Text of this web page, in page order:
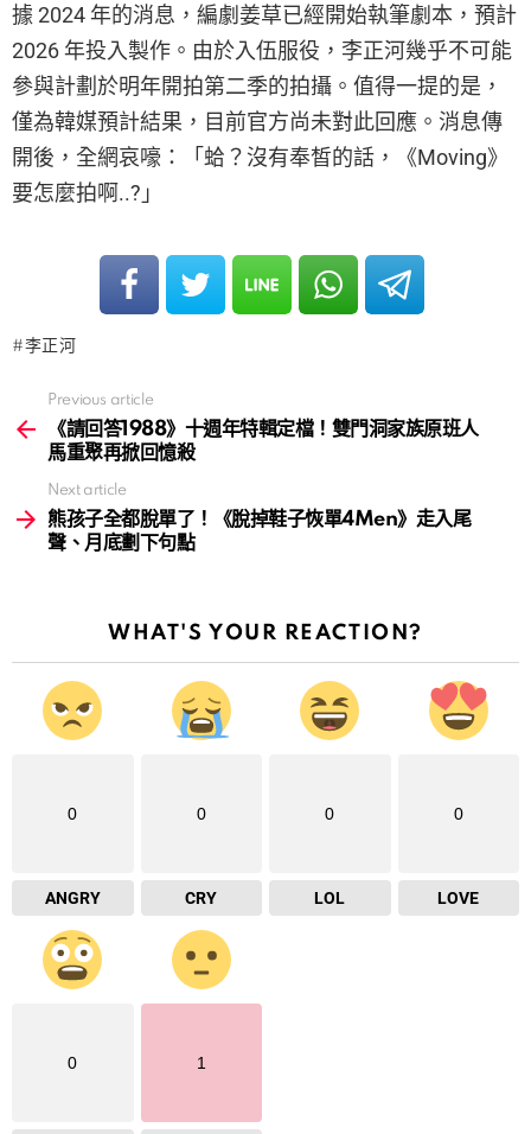
據 2024 年的消息，編劇姜草已經開始執筆劇本，預計
2026 年投入製作。由於入伍服役，李正河幾乎不可能
參與計劃於明年開拍第二季的拍攝。值得一提的是，
僅為韓媒預計結果，目前官方尚未對此回應。消息傳
開後，全網哀嚎：「蛤？沒有奉皙的話，《Moving》
要怎麼拍啊..?」
李正河
more
Previous article
《請回答1988》十週年特輯定檔！雙門洞家族原班人
馬重聚再掀回憶殺
Next article
熊孩子全都脫單了！《脫掉鞋子恢單4Men》走入尾
聲、月底劃下句點
WHAT'S YOUR REACTION?
0
ANGRY
0
CRY
0
LOL
0
LOVE
0 1